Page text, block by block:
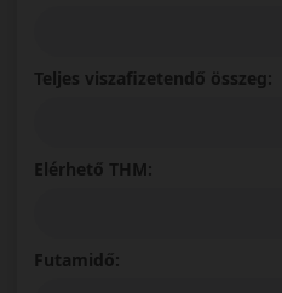
Teljes viszafizetendő összeg:
Elérhető THM:
Futamidő: